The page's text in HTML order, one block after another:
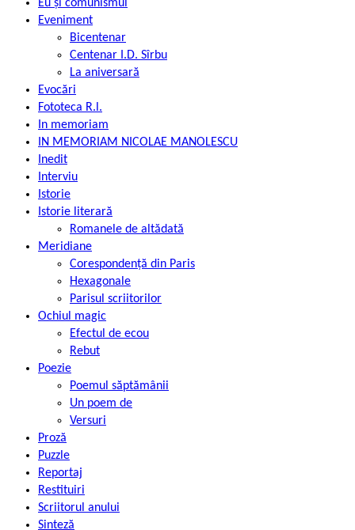
Eu și comunismul
Eveniment
Bicentenar
Centenar I.D. Sîrbu
La aniversară
Evocări
Fototeca R.l.
In memoriam
IN MEMORIAM NICOLAE MANOLESCU
Inedit
Interviu
Istorie
Istorie literară
Romanele de altădată
Meridiane
Corespondență din Paris
Hexagonale
Parisul scriitorilor
Ochiul magic
Efectul de ecou
Rebut
Poezie
Poemul săptămânii
Un poem de
Versuri
Proză
Puzzle
Reportaj
Restituiri
Scriitorul anului
Sinteză